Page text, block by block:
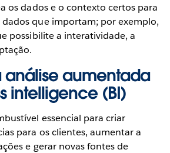
os dados e o contexto certos para
que importam; por exemplo,
possibilite a interatividade, a
aumentada
intelligence (BI)
essencial para criar
para os clientes, aumentar a
e gerar novas fontes de